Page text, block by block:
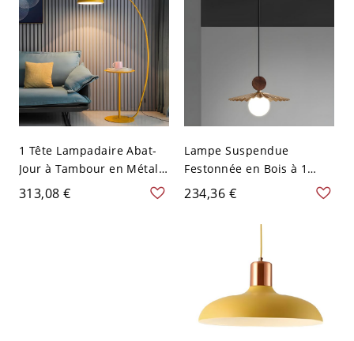
1 Tête Lampadaire Abat-
Jour à Tambour en Métal
Lampe de Sol Style
Nordique - 110 V-120 V
313,08 €
Lampe Suspendue
Festonnée en Bois à 1
Tête Suspension Moderne
pour Cuisine - 110 V-120 V
234,36 €